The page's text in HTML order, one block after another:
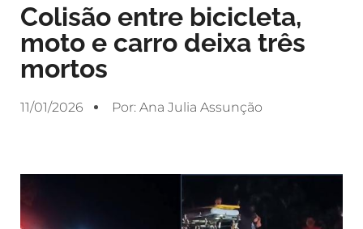
Colisão entre bicicleta,
moto e carro deixa três
mortos
11/01/2026 Por: Ana Julia Assunção